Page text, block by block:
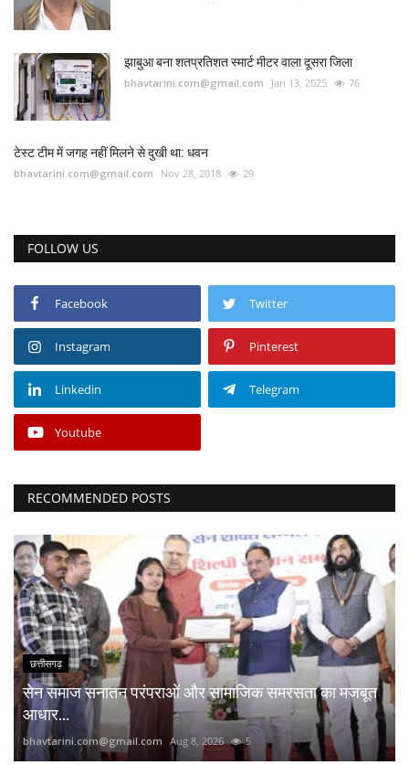
झाबुआ बना शतप्रतिशत स्मार्ट मीटर वाला दूसरा जिला
bhavtarini.com@gmail.com Jan 13, 2025 76
टेस्ट टीम में जगह नहीं मिलने से दुखी था: धवन
bhavtarini.com@gmail.com Nov 28, 2018 29
FOLLOW US
Facebook Twitter
Instagram Pinterest
Linkedin Telegram
Youtube
RECOMMENDED POSTS
छत्तीसगढ़
सेन समाज सनातन परंपराओं और सामाजिक समरसता का मजबूत
आधार...
bhavtarini.com@gmail.com Aug 8, 2026 5